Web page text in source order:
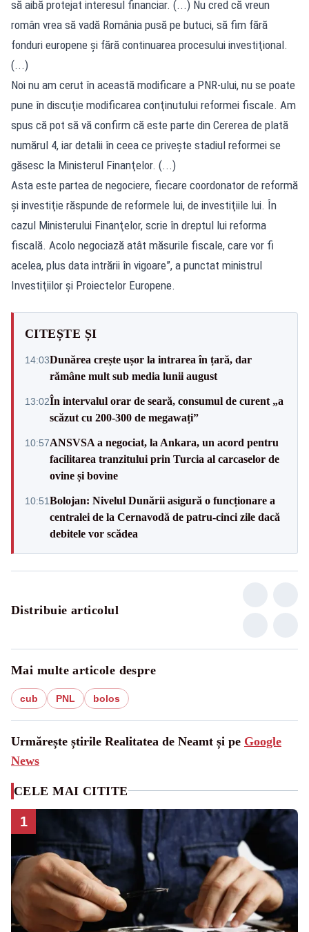
să aibă protejat interesul financiar. (...) Nu cred că vreun
român vrea să vadă România pusă pe butuci, să fim fără
fonduri europene şi fără continuarea procesului investiţional.
(...)
Noi nu am cerut în această modificare a PNR-ului, nu se poate
pune în discuţie modificarea conţinutului reformei fiscale. Am
spus că pot să vă confirm că este parte din Cererea de plată
numărul 4, iar detalii în ceea ce priveşte stadiul reformei se
găsesc la Ministerul Finanţelor. (...)
Asta este partea de negociere, fiecare coordonator de reformă
şi investiţie răspunde de reformele lui, de investiţiile lui. În
cazul Ministerului Finanţelor, scrie în dreptul lui reforma
fiscală. Acolo negociază atât măsurile fiscale, care vor fi
acelea, plus data intrării în vigoare”, a punctat ministrul
Investiţiilor şi Proiectelor Europene.
CITEȘTE ȘI
14:03Dunărea crește ușor la intrarea în țară, dar
rămâne mult sub media lunii august
13:02În intervalul orar de seară, consumul de curent „a
scăzut cu 200-300 de megawați”
10:57ANSVSA a negociat, la Ankara, un acord pentru
facilitarea tranzitului prin Turcia al carcaselor de
ovine și bovine
10:51Bolojan: Nivelul Dunării asigură o funcționare a
centralei de la Cernavodă de patru-cinci zile dacă
debitele vor scădea
Distribuie articolul
Mai multe articole despre
cub PNL bolos
Urmărește știrile Realitatea de Neamt și pe Google
News
CELE MAI CITITE
1